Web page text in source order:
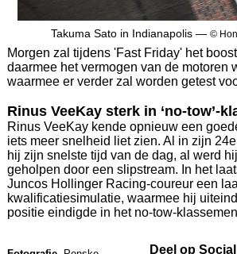
Takuma Sato in Indianapolis — ©
Morgen zal tijdens 'Fast Friday' het
daarmee het vermogen van de motoren
waarmee er verder zal worden getest
Rinus VeeKay sterk in ‘no-tow’-
Rinus VeeKay kende opnieuw een
iets meer snelheid liet zien. Al in zijn
hij zijn snelste tijd van de dag, al werd
geholpen door een slipstream. In het
Juncos Hollinger Racing-coureur een
kwalificatiesimulatie, waarmee hij
positie eindigde in het no-tow-
Deel op Social